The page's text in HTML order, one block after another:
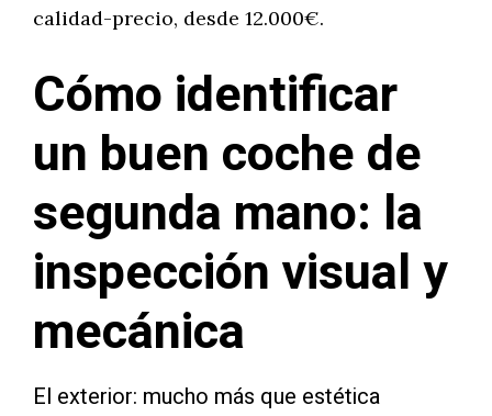
calidad-precio, desde 12.000€.
Cómo identificar
un buen coche de
segunda mano: la
inspección visual y
mecánica
El exterior: mucho más que estética